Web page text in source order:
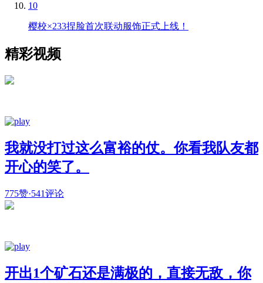
10
樱校×233捏脸首次联动服饰正式上线！
精彩视频
我就没打过这么富裕的仗。你看我队友都
开心的笑了。
775赞·541评论
开出1个矿石还是满极的，直接无敌，你